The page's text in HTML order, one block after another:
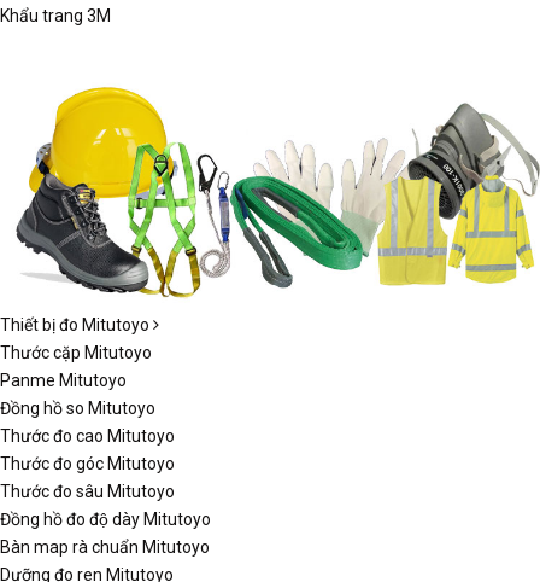
Khẩu trang 3M
Thiết bị đo Mitutoyo
Thước cặp Mitutoyo
Panme Mitutoyo
Đồng hồ so Mitutoyo
Thước đo cao Mitutoyo
Thước đo góc Mitutoyo
Thước đo sâu Mitutoyo
Đồng hồ đo độ dày Mitutoyo
Bàn map rà chuẩn Mitutoyo
Dưỡng đo ren Mitutoyo